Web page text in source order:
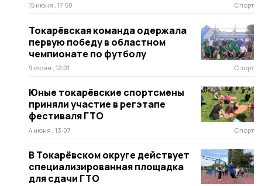
15 июня , 17:58 Спорт
Токарёвская команда одержала
первую победу в областном
чемпионате по футболу
9 июня , 12:01 Спорт
Юные токарёвские спортсмены
приняли участие в регэтапе
фестиваля ГТО
4 июня , 13:07 Спорт
В Токарёвском округе действует
специализированная площадка
для сдачи ГТО